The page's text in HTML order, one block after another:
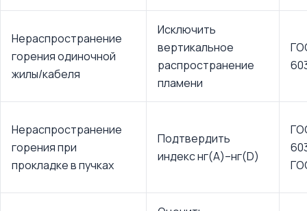
Нераспространение
горения одиночной
жилы/кабеля
Исключить
вертикальное
распространение
пламени
Нераспространение
горения при
прокладке в пучках
Подтвердить
индекс нг(A)–нг(D)